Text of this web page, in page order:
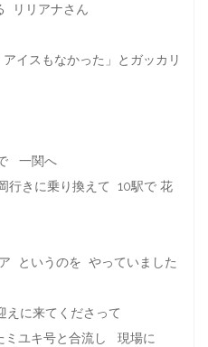
リリアナさん
イスもなかった」とガッカリ
一関へ
行きに乗り換えて 10駅で 花
というのを やっていました
に来てくださって
ミユキ号と合流し 現場に